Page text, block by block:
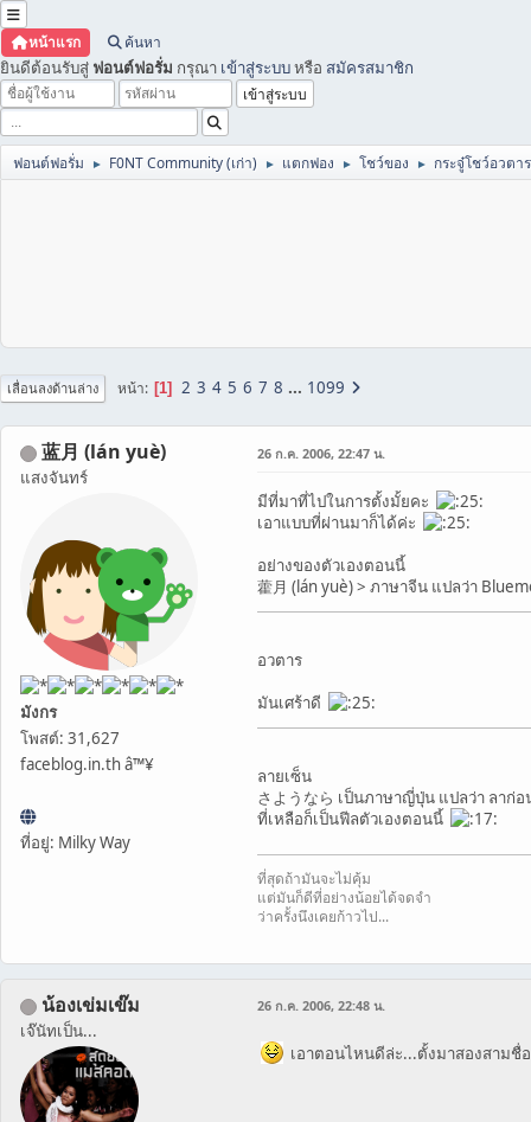
หน้าแรก ค้นหา
ยินดีต้อนรับสู่ ฟอนต์ฟอรั่ม กรุณา เข้าสู่ระบบหรือ สมัครสมาชิก
ฟอนต์ฟอรั่ม ► F0NT Community (เก่า) ► แตกฟอง ► โชว์ของ ► กระจู๋โชว์อวตา
เลื่อนลงด้านล่าง หน้า 1 2 3 4 5 6 7 8 ... 1099
蓝月 (lán yuè)
แสงจันทร์
มังกร
โพสต์: 31,627
faceblog.in.th â™¥
ที่อยู่: Milky Way
26 ก.ค. 2006, 22:47 น.
มีที่มาที่ไปในการตั้งมั้ยคะ
เอาแบบที่ผ่านมาก็ได้ค่ะ
อย่างของตัวเองตอนนี้
藿月 (lán yuè) > ภาษาจีน แปลว่า
อวตาร
มันเศร้าดี
ลายเซ็น
さようなら เป็นภาษาญี่ปุ่น แปลว่า ลาก่อ
ที่เหลือก็เป็นฟีลตัวเองตอนนี้
ที่สุดถ้ามันจะไม่คุ้ม
แต่มันก็ดีที่อย่างน้อยได้จดจำ
ว่าครั้งนึงเคยก้าวไป...
น้องเข่มเข๊ม
เจ๊นัทเป็น...
26 ก.ค. 2006, 22:48 น.
เอาตอนไหนดีล่ะ...ตั้งมาสองสามชื่